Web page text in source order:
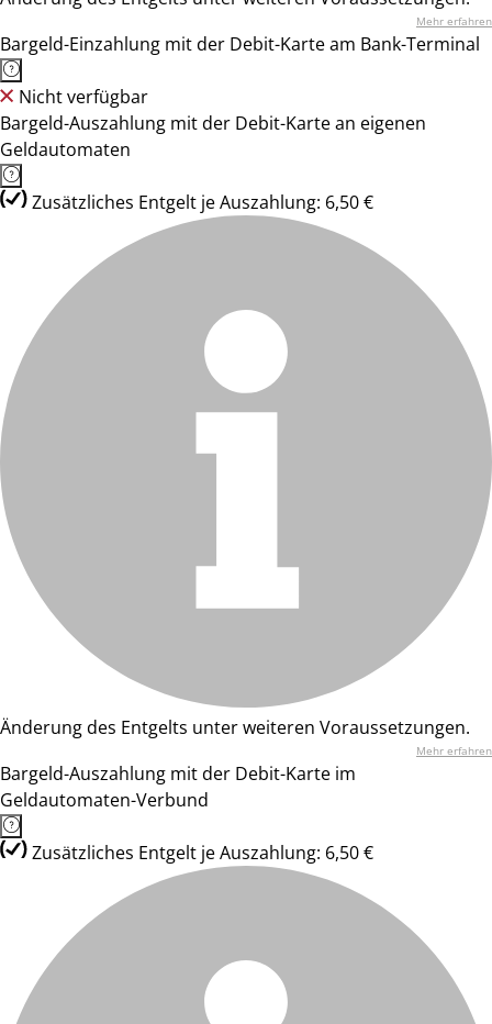
Mehr erfahren
Bargeld-Einzahlung mit der Debit-Karte am Bank-Terminal
Nicht verfügbar
Bargeld-Auszahlung mit der Debit-Karte an eigenen
Geldautomaten
Zusätzliches Entgelt je Auszahlung: 6,50 €
Änderung des Entgelts unter weiteren Voraussetzungen.
Mehr erfahren
Bargeld-Auszahlung mit der Debit-Karte im
Geldautomaten-Verbund
Zusätzliches Entgelt je Auszahlung: 6,50 €